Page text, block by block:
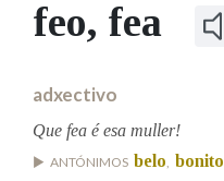
Facebook
TwitterYoutubeInstagramBluesky
BUSCAR NOS LEMAS
Remata por
feo, fea
adxectivo
Que fea é esa muller!
ANTÓNIMOS belo, bonito